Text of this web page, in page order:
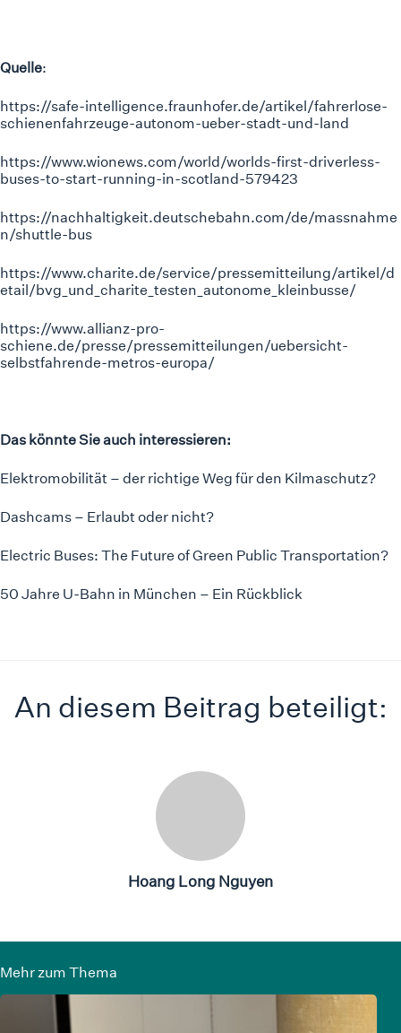
Quelle:
https://safe-intelligence.fraunhofer.de/artikel/fahrerlose-
schienenfahrzeuge-autonom-ueber-stadt-und-land
https://www.wionews.com/world/worlds-first-driverless-
buses-to-start-running-in-scotland-579423
https://nachhaltigkeit.deutschebahn.com/de/massnahme
n/shuttle-bus
https://www.charite.de/service/pressemitteilung/artikel/d
etail/bvg_und_charite_testen_autonome_kleinbusse/
https://www.allianz-pro-
schiene.de/presse/pressemitteilungen/uebersicht-
selbstfahrende-metros-europa/
Das könnte Sie auch interessieren:
Elektromobilität – der richtige Weg für den Kilmaschutz?
Dashcams – Erlaubt oder nicht?
Electric Buses: The Future of Green Public Transportation?
50 Jahre U-Bahn in München – Ein Rückblick
An diesem Beitrag beteiligt:
Hoang Long Nguyen
Mehr zum Thema